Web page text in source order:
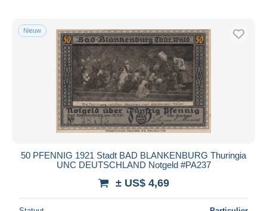
Nieuw
50 PFENNIG 1921 Stadt BAD BLANKENBURG Thuringia
UNC DEUTSCHLAND Notgeld #PA237
± US$ 4,69